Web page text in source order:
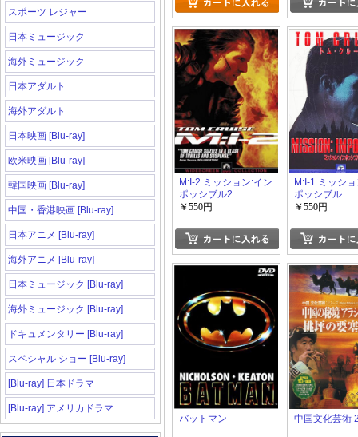
スポーツ レジャー
日本ミュージック
海外ミュージック
日本アダルト
海外アダルト
日本映画 [Blu-ray]
欧米映画 [Blu-ray]
韓国映画 [Blu-ray]
中国・香港映画 [Blu-ray]
日本アニメ [Blu-ray]
海外アニメ [Blu-ray]
日本ミュージック [Blu-ray]
海外ミュージック [Blu-ray]
ドキュメンタリー [Blu-ray]
スペシャル ショー [Blu-ray]
[Blu-ray] 日本ドラマ
[Blu-ray] アメリカドラマ
M:I-2 ミッション:イン
ポッシブル2
￥550円
M:I-1 ミッシ
ポッシブル
￥550円
バットマン 中国文化芸術